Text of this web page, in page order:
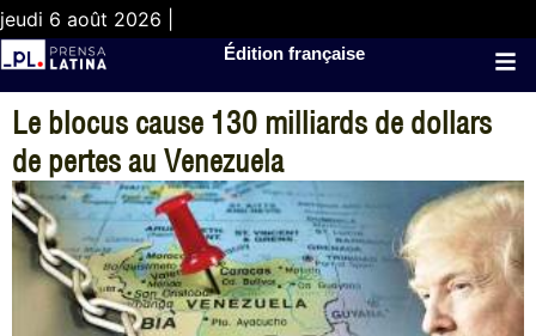
jeudi 6 août 2026 |
Édition française
Le blocus cause 130 milliards de dollars
de pertes au Venezuela